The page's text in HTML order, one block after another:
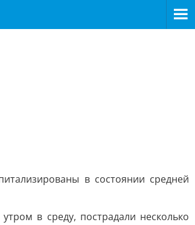
в состоянии средней
в среду, пострадали несколько